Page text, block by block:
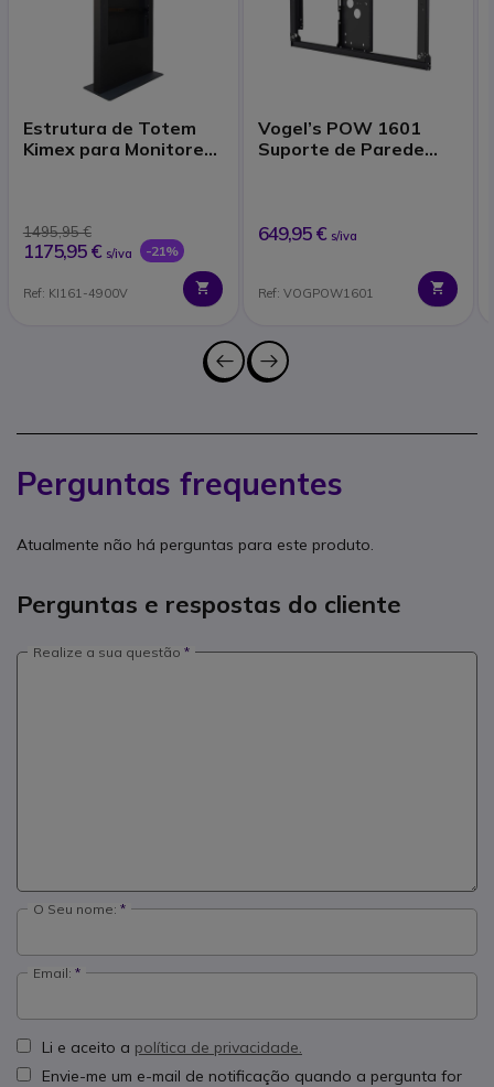
Estrutura de Totem
Kimex para Monitores
1495,95 €
1175,95 € s/iva -21%
Ref: KI161-4900V
Vogel’s POW 1601
Suporte de Parede
649,95 € s/iva
Ref: VOGPOW1601
Perguntas frequentes
Atualmente não há perguntas para este produto.
Perguntas e respostas do cliente
Realize a sua questão
O Seu nome:
Email:
Li e aceito a política de privacidade.
Envie-me um e-mail de notificação quando a pergunta for